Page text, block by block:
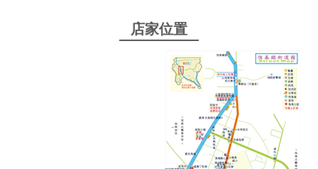
被蛋餅加了一分 法吐 偏軟 美乃滋太多 煎包 肉的是韮
肉肉很碎但味道ok 蛋餅傳統 偏軟Q 我喜歡 咖牛 ...沒
什麼味小失望 奶味咖味都差一點 喝不出所以然 總計
from google
2025-10-09 08:27:49
店家位置